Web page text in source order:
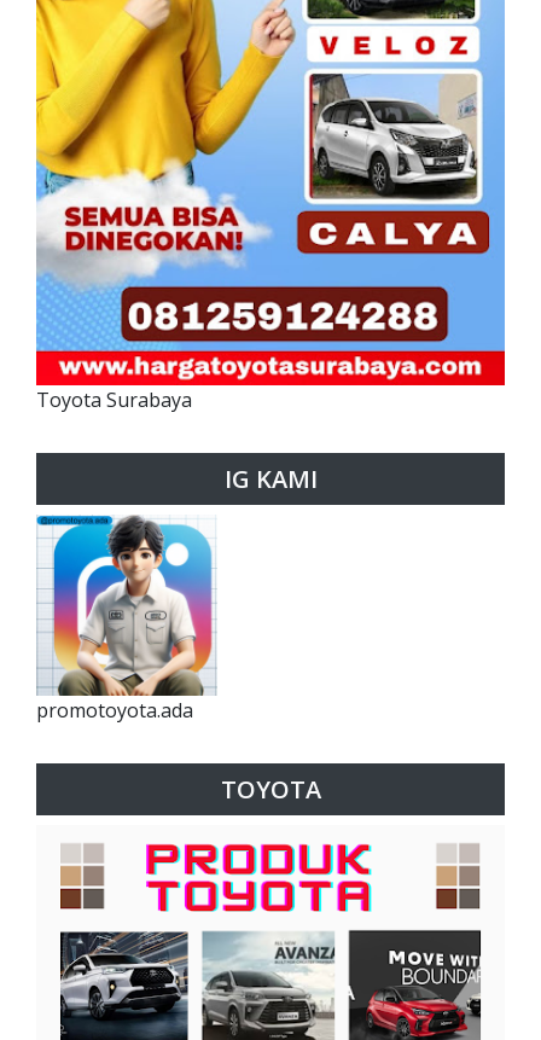
Toyota Surabaya
IG KAMI
promotoyota.ada
TOYOTA